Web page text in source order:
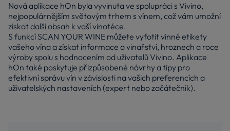
Nová aplikace hOn byla vyvinuta ve spolupráci s Vivino,
nejpopulárnějším světovým trhem s vínem, což vám umožní
získat další obsah k vaší vinotéce.
S funkcí SCAN YOUR WINE můžete vyfotit vinné etikety
vašeho vína a získat informace o vinařství, hroznech a roce
výroby spolu s hodnocením od uživatelů Vivino. Aplikace
hOn také poskytuje přizpůsobené návrhy a tipy pro
efektivní správu vín v závislosti na vašich preferencích a
uživatelských nastaveních (expert nebo začátečník).